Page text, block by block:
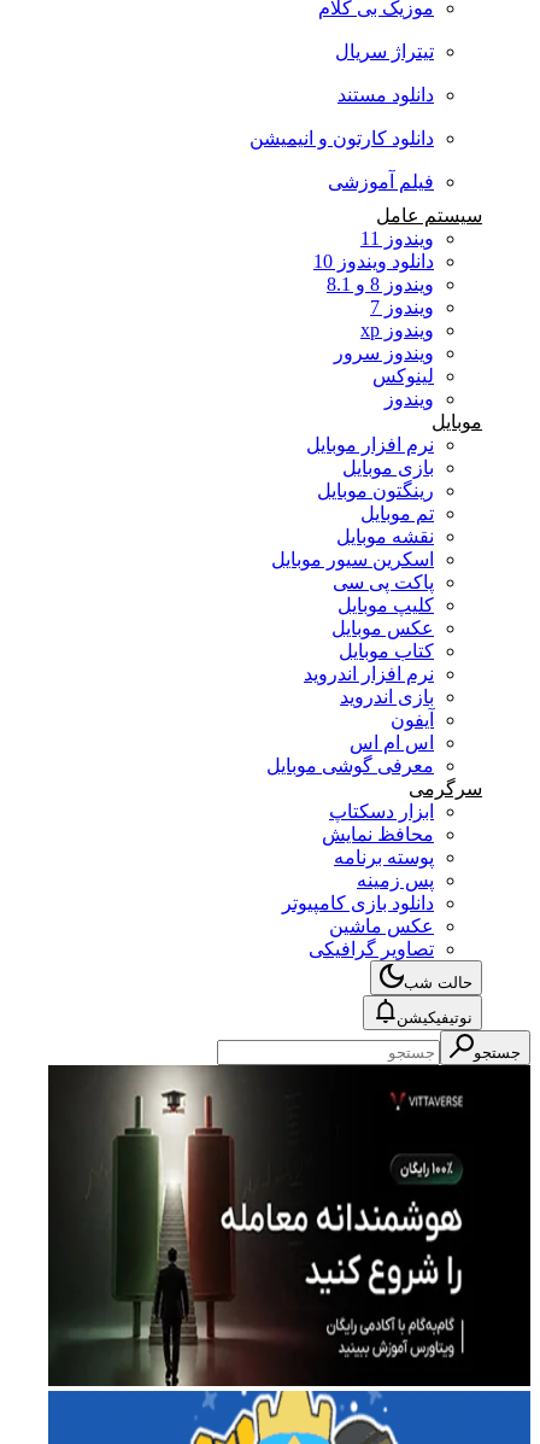
موزیک بی کلام
تیتراژ سریال
دانلود مستند
دانلود کارتون و انیمیشن
فیلم آموزشی
سیستم عامل
ویندوز 11
دانلود ویندوز 10
ویندوز 8 و 8.1
ویندوز 7
ویندوز xp
ویندوز سرور
لینوکس
ویندوز
موبایل
نرم افزار موبایل
بازی موبایل
رینگتون موبایل
تم موبایل
نقشه موبایل
اسکرین سیور موبایل
پاکت پی سی
کلیپ موبایل
عکس موبایل
کتاب موبایل
نرم افزار اندروید
بازی اندروید
آیفون
اس ام اس
معرفی گوشی موبایل
سرگرمی
ابزار دسکتاپ
محافظ نمایش
پوسته برنامه
پس زمینه
دانلود بازی کامپیوتر
عکس ماشین
تصاویر گرافیکی
حالت شب
نوتیفیکیشن
جستجو